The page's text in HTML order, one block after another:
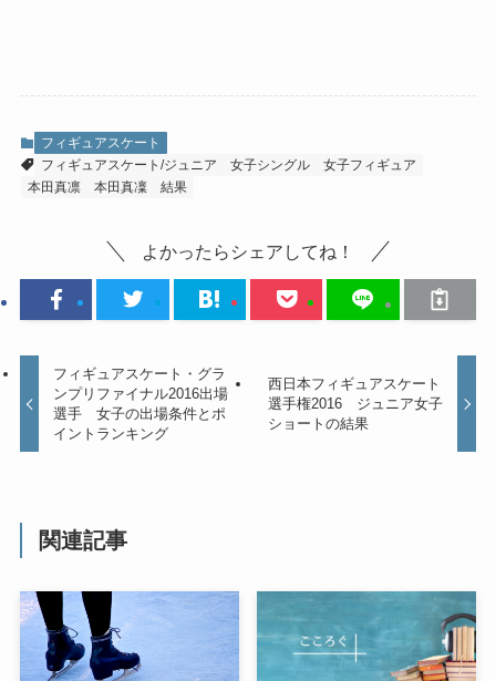
フィギュアスケート
フィギュアスケート/ジュニア
女子シングル
女子フィギュア
本田真凛
本田真凜 結果
よかったらシェアしてね！
フィギュアスケート・グラ
ンプリファイナル2016出場
選手 女子の出場条件とポ
イントランキング
西日本フィギュアスケート
選手権2016 ジュニア女子
ショートの結果
関連記事